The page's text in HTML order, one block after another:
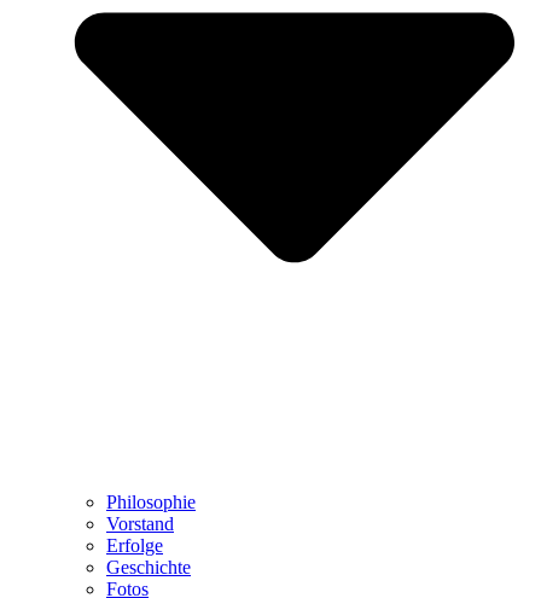
Philosophie
Vorstand
Erfolge
Geschichte
Fotos